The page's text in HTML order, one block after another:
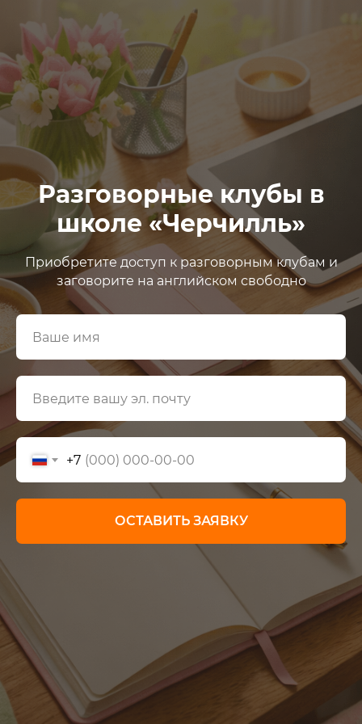
Разговорные клубы в
школе«Черчилль»
Приобретите доступ к разговорным клубам и
заговорите на английском свободно
+7
ОСТАВИТЬ ЗАЯВКУ